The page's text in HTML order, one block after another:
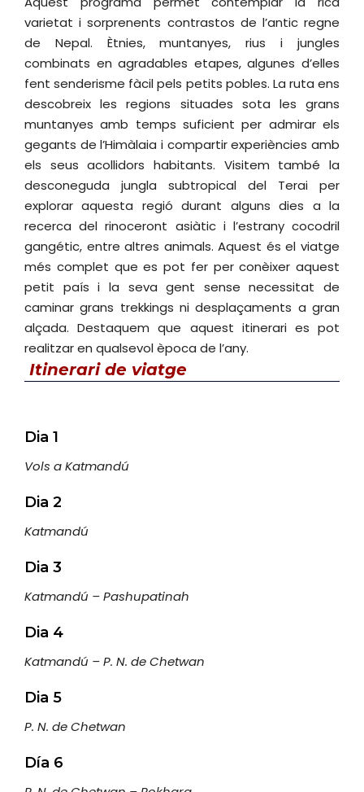
varietat i sorprenents contrastos de l’antic regne
de Nepal. Ètnies, muntanyes, rius i jungles
combinats en agradables etapes, algunes d’elles
fent senderisme fàcil pels petits pobles. La ruta ens
descobreix les regions situades sota les grans
muntanyes amb temps suficient per admirar els
gegants de l’Himàlaia i compartir experiències amb
els seus acollidors habitants. Visitem també la
desconeguda jungla subtropical del Terai per
explorar aquesta regió durant alguns dies a la
recerca del rinoceront asiàtic i l’estrany cocodril
gangétic, entre altres animals. Aquest és el viatge
més complet que es pot fer per conèixer aquest
petit país i la seva gent sense necessitat de
caminar grans trekkings ni desplaçaments a gran
alçada. Destaquem que aquest itinerari es pot
realitzar en qualsevol època de l’any.
Itinerari de viatge
Dia 1
Vols a Katmandú
Dia 2
Katmandú
Dia 3
Katmandú – Pashupatinah
Dia 4
Katmandú – P. N. de Chetwan
Dia 5
P. N. de Chetwan
Día 6